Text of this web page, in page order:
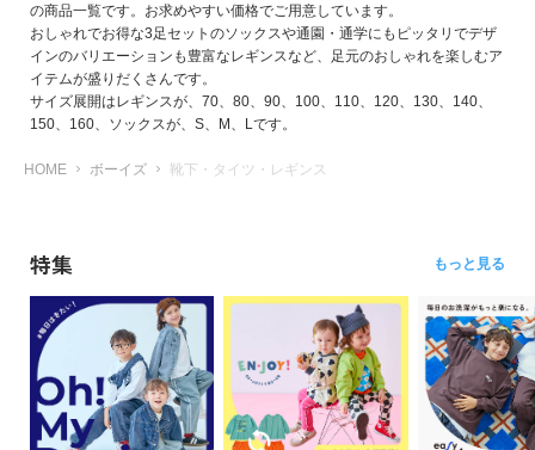
あ
る
ご
質
問
FOLLOW
の商品一覧です。お求めやすい価格でご用意しています。
おしゃれでお得な3足セットのソックスや通園・通学にもピッタリでデザ
インのバリエーションも豊富なレギンスなど、足元のおしゃれを楽しむア
イテムが盛りだくさんです。
サイズ展開はレギンスが、70、80、90、100、110、120、130、140、
150、160、ソックスが、S、M、Lです。
HOME ボーイズ 靴下・タイツ・レギンス
特集 もっと見る